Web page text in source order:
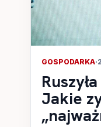
GOSPODARKA·
Jakie